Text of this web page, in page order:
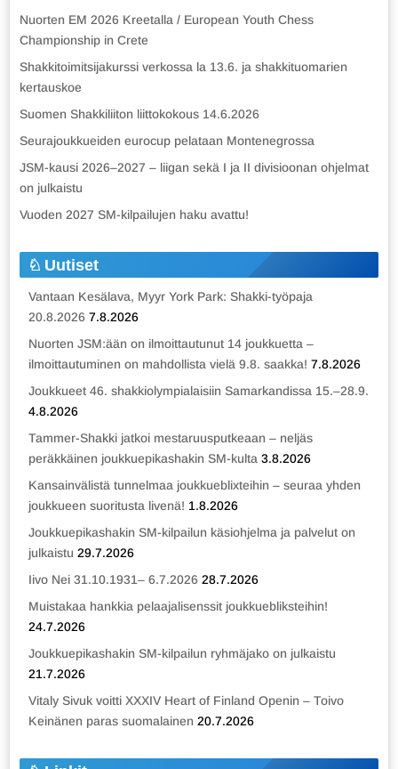
Nuorten EM 2026 Kreetalla / European Youth Chess
Championship in Crete
Shakkitoimitsijakurssi verkossa la 13.6. ja shakkituomarien
kertauskoe
Suomen Shakkiliiton liittokokous 14.6.2026
Seurajoukkueiden eurocup pelataan Montenegrossa
JSM-kausi 2026–2027 – liigan sekä I ja II divisioonan ohjelmat
on julkaistu
Vuoden 2027 SM-kilpailujen haku avattu!
Uutiset
Vantaan Kesälava, Myyr York Park: Shakki-työpaja
20.8.2026 7.8.2026
Nuorten JSM:ään on ilmoittautunut 14 joukkuetta –
ilmoittautuminen on mahdollista vielä 9.8. saakka! 7.8.2026
Joukkueet 46. shakkiolympialaisiin Samarkandissa 15.–28.9.
4.8.2026
Tammer-Shakki jatkoi mestaruusputkeaan – neljäs
peräkkäinen joukkuepikashakin SM-kulta 3.8.2026
Kansainvälistä tunnelmaa joukkueblixteihin – seuraa yhden
joukkueen suoritusta livenä! 1.8.2026
Joukkuepikashakin SM-kilpailun käsiohjelma ja palvelut on
julkaistu 29.7.2026
Iivo Nei 31.10.1931– 6.7.2026 28.7.2026
Muistakaa hankkia pelaajalisenssit joukkuebliksteihin!
24.7.2026
Joukkuepikashakin SM-kilpailun ryhmäjako on julkaistu
21.7.2026
Vitaly Sivuk voitti XXXIV Heart of Finland Openin – Toivo
Keinänen paras suomalainen 20.7.2026